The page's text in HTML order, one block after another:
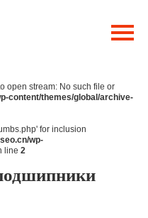
open stream: No such file or
content/themes/global/archive-
for inclusion
wp-
line 2